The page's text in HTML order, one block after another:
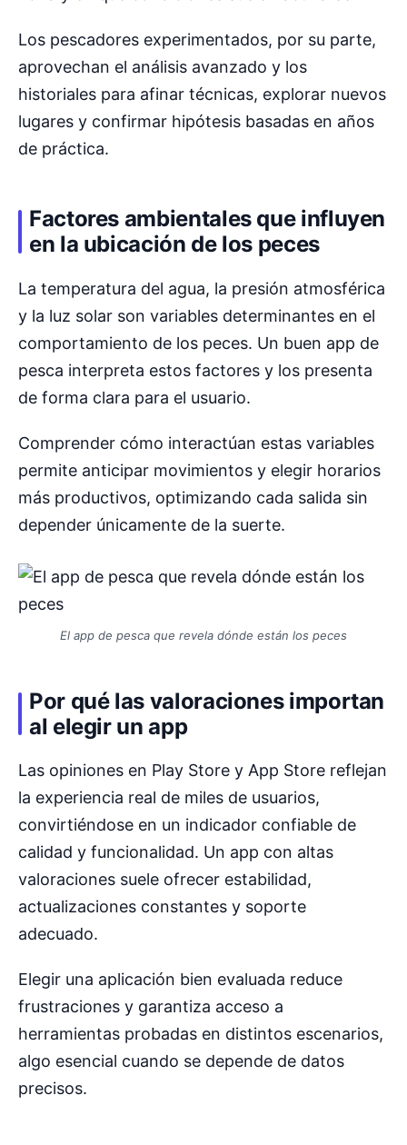
Los pescadores experimentados, por su parte,
aprovechan el análisis avanzado y los
historiales para afinar técnicas, explorar nuevos
lugares y confirmar hipótesis basadas en años
de práctica.
Factores ambientales que influyen
en la ubicación de los peces
La temperatura del agua, la presión atmosférica
y la luz solar son variables determinantes en el
comportamiento de los peces. Un buen app de
pesca interpreta estos factores y los presenta
de forma clara para el usuario.
Comprender cómo interactúan estas variables
permite anticipar movimientos y elegir horarios
más productivos, optimizando cada salida sin
depender únicamente de la suerte.
El app de pesca que revela dónde están los peces
Por qué las valoraciones importan
al elegir un app
Las opiniones en Play Store y App Store reflejan
la experiencia real de miles de usuarios,
convirtiéndose en un indicador confiable de
calidad y funcionalidad. Un app con altas
valoraciones suele ofrecer estabilidad,
actualizaciones constantes y soporte
adecuado.
Elegir una aplicación bien evaluada reduce
frustraciones y garantiza acceso a
herramientas probadas en distintos escenarios,
algo esencial cuando se depende de datos
precisos.